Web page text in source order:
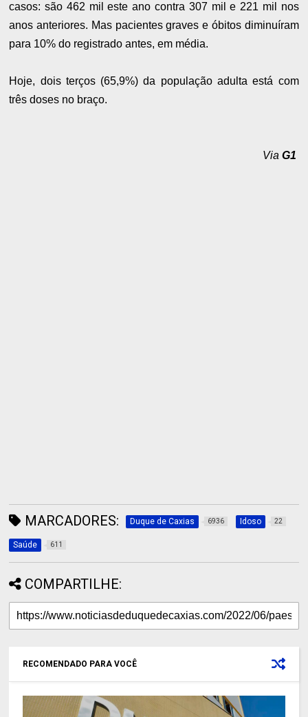
casos: são 462 mil este ano contra 307 mil e 221 mil nos
anos anteriores. Mas pacientes graves e óbitos diminuíram
para 10% do registrado antes, em média.
Hoje, dois terços (65,9%) da população adulta está com
três doses no braço.
Via G1
MARCADORES: Duque de Caxias 6936 Idoso 22
Saúde 611
COMPARTILHE:
RECOMENDADO PARA VOCÊ